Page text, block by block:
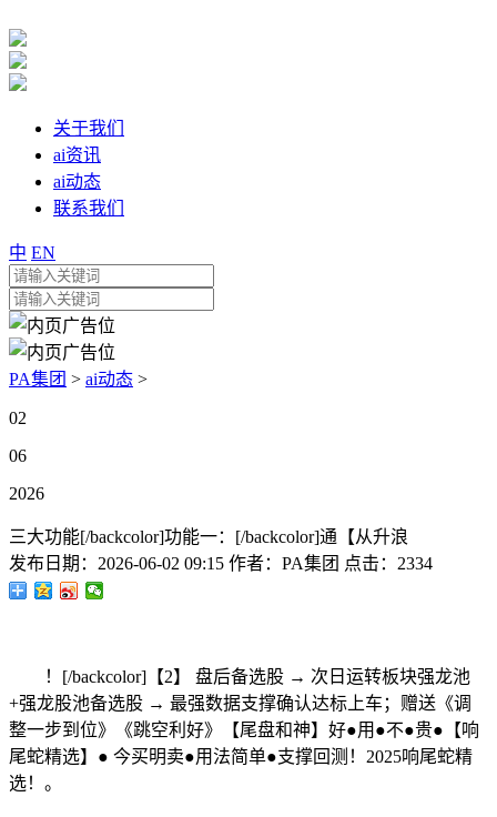
关于我们
ai资讯
ai动态
联系我们
中 EN
PA集团 > ai动态 >
02
06
2026
三大功能[/backcolor]功能一：[/backcolor]通【从升浪
发布日期： 2026-06-02 09:15 作者： PA集团 点击： 2334
！[/backcolor]【2】 盘后备选股 → 次日运转板块强龙池
+强龙股池备选股 → 最强数据支撑确认达标上车；赠送《调
整一步到位》《跳空利好》【尾盘和神】好●用●不●贵●【响
尾蛇精选】● 今买明卖●用法简单●支撑回测！2025响尾蛇精
选！。